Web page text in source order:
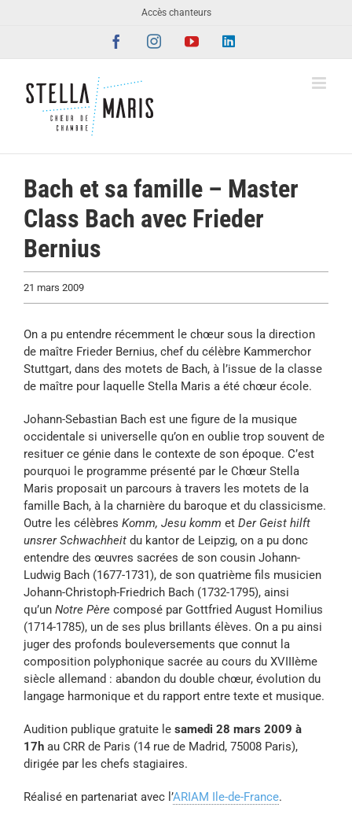
Accès chanteurs
FacebookInstagramYouTubeLinkedIn
Bach et sa famille – Master
Class Bach avec Frieder
Bernius
21 mars 2009
On a pu entendre récemment le chœur sous la direction
de maître Frieder Bernius, chef du célèbre Kammerchor
Stuttgart, dans des motets de Bach, à l’issue de la classe
de maître pour laquelle Stella Maris a été chœur école.
Johann-Sebastian Bach est une figure de la musique
occidentale si universelle qu’on en oublie trop souvent de
resituer ce génie dans le contexte de son époque. C’est
pourquoi le programme présenté par le Chœur Stella
Maris proposait un parcours à travers les motets de la
famille Bach, à la charnière du baroque et du classicisme.
Outre les célèbres Komm, Jesu komm et Der Geist hilft
unsrer Schwachheit du kantor de Leipzig, on a pu donc
entendre des œuvres sacrées de son cousin Johann-
Ludwig Bach (1677-1731), de son quatrième fils musicien
Johann-Christoph-Friedrich Bach (1732-1795), ainsi
qu’un Notre Père composé par Gottfried August Homilius
(1714-1785), un de ses plus brillants élèves. On a pu ainsi
juger des profonds bouleversements que connut la
composition polyphonique sacrée au cours du XVIIIème
siècle allemand : abandon du double chœur, évolution du
langage harmonique et du rapport entre texte et musique.
Audition publique gratuite le samedi 28 mars 2009 à
17h au CRR de Paris (14 rue de Madrid, 75008 Paris),
dirigée par les chefs stagiaires.
Réalisé en partenariat avec l’ARIAM Ile-de-France.